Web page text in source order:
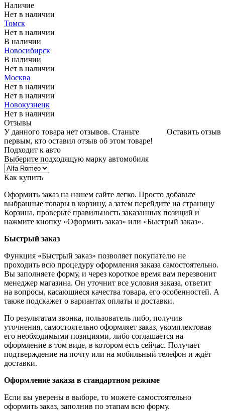
Наличие
Нет в наличии
Томск
Нет в наличии
В наличии
Новосибирск
В наличии
Нет в наличии
Москва
Нет в наличии
Нет в наличии
Новокузнецк
Нет в наличии
Отзывы
Оставить отзыв
У данного товара нет отзывов. Станьте
первым, кто оставил отзыв об этом товаре!
Подходит к авто
Выберите подходящую марку автомобиля
Как купить
Оформить заказ на нашем сайте легко. Просто добавьте
выбранные товары в корзину, а затем перейдите на страницу
Корзина, проверьте правильность заказанных позиций и
нажмите кнопку «Оформить заказ» или «Быстрый заказ».
Быстрый заказ
Функция «Быстрый заказ» позволяет покупателю не
проходить всю процедуру оформления заказа самостоятельно.
Вы заполняете форму, и через короткое время вам перезвонит
менеджер магазина. Он уточнит все условия заказа, ответит
на вопросы, касающиеся качества товара, его особенностей. А
также подскажет о вариантах оплаты и доставки.
По результатам звонка, пользователь либо, получив
уточнения, самостоятельно оформляет заказ, укомплектовав
его необходимыми позициями, либо соглашается на
оформление в том виде, в котором есть сейчас. Получает
подтверждение на почту или на мобильный телефон и ждёт
доставки.
Оформление заказа в стандартном режиме
Если вы уверены в выборе, то можете самостоятельно
оформить заказ, заполнив по этапам всю форму.